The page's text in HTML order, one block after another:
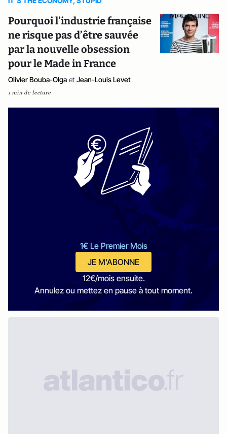
Pourquoi l’industrie française
ne risque pas d’être sauvée
par la nouvelle obsession
pour le Made in France
Olivier Bouba-Olga et Jean-Louis Levet
1 min de lecture
1€ Le Premier Mois
JE M'ABONNE
12€/mois ensuite.
Annulez ou mettez en pause à tout moment.